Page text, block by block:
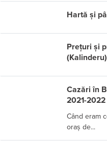
Hartă și
Prețuri și
(Kalinderu)
Cazări în
2021-2022
Când eram
oraș de...